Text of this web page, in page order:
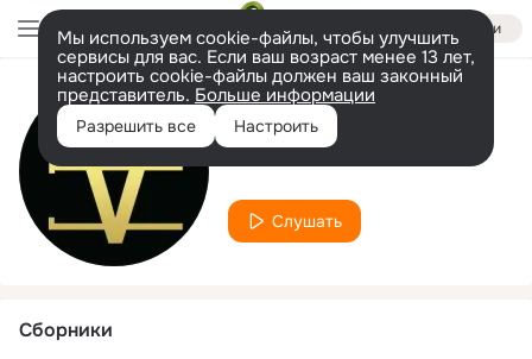
Войти
Мы используем cookie-файлы, чтобы улучшить
сервисы для вас. Если ваш возраст менее 13 лет,
настроить cookie-файлы должен ваш законный
представитель. Больше информации
Разрешить все Настроить
Исполнитель
A.B Rava
Слушать
Сборники